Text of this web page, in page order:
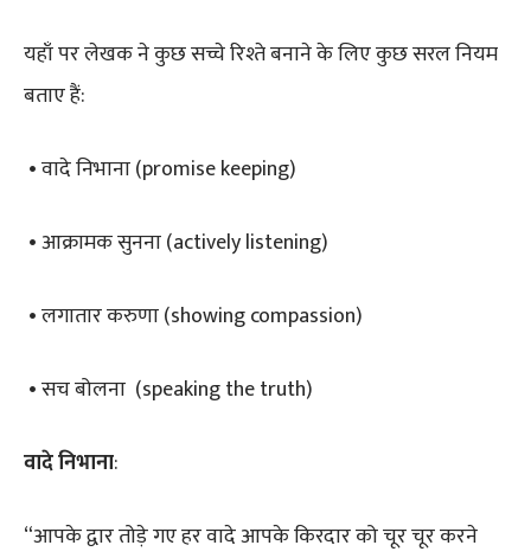
यहाँ पर लेखक ने कुछ सच्चे रिश्ते बनाने के लिए कुछ सरल नियम
बताए हैं:
• वादे निभाना (promise keeping)
• आक्रामक सुनना (actively listening)
• लगातार करुणा (showing compassion)
• सच बोलना (speaking the truth)
वादे निभाना:
“आपके द्वार तोड़े गए हर वादे आपके किरदार को चूर चूर करने